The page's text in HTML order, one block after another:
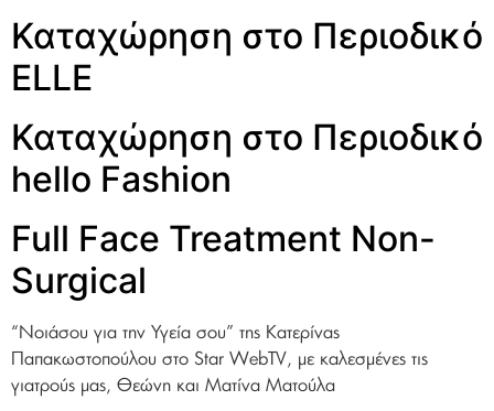
Καταχώρηση στο Περιοδικό
ELLE
Καταχώρηση στο Περιοδικό
hello Fashion
Full Face Treatment Non-
Surgical
“Νοιάσου για την Υγεία σου” της Κατερίνας
Παπακωστοπούλου στο Star WebTV, με καλεσμένες τις
γιατρούς μας, Θεώνη και Ματίνα Ματούλα